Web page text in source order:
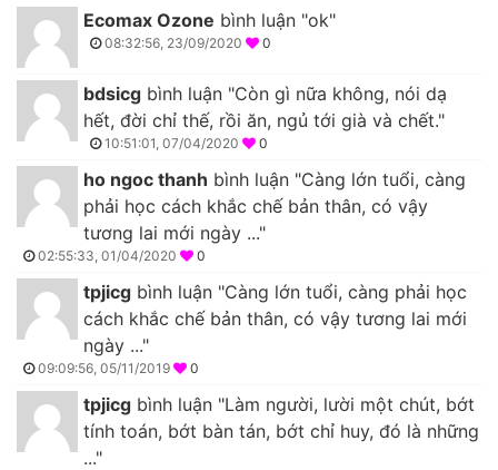
Ecomax Ozone bình luận "ok"
08:32:56, 23/09/2020 0
bdsicg bình luận "Còn gì nữa không, nói dạ
hết, đời chỉ thế, rồi ăn, ngủ tới già và chết."
10:51:01, 07/04/2020 0
ho ngoc thanh bình luận "Càng lớn tuổi, càng
phải học cách khắc chế bản thân, có vậy
tương lai mới ngày ..."
02:55:33, 01/04/2020 0
tpjicg bình luận "Càng lớn tuổi, càng phải học
cách khắc chế bản thân, có vậy tương lai mới
ngày ..."
09:09:56, 05/11/2019 0
tpjicg bình luận "Làm người, lười một chút, bớt
tính toán, bớt bàn tán, bớt chỉ huy, đó là những
..."